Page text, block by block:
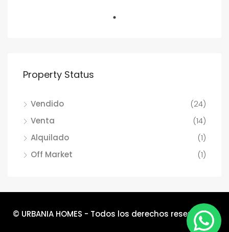
Property Status
Vendido
(24)
Venta
(14)
Alquilado
(1)
Off Market
(1)
© URBANIA HOMES - Todos los derechos reservados